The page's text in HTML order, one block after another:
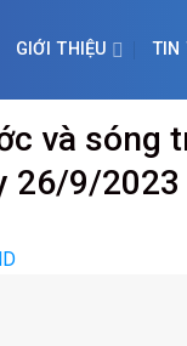
GIỚI THIỆU TIN
và sóng
26/9/2023